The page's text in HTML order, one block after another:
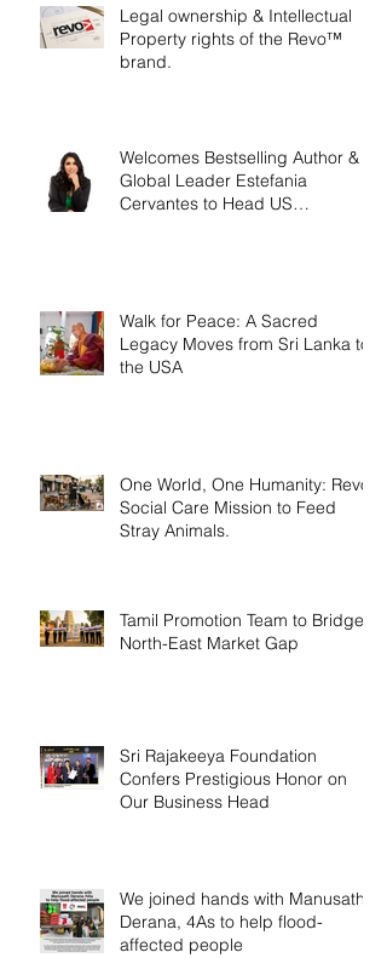
Legal ownership & Intellectual
Property rights of the Revo™
brand.
Welcomes Bestselling Author &
Global Leader Estefania
Cervantes to Head US
Walk for Peace: A Sacred
Legacy Moves from Sri Lanka to
the USA
One World, One Humanity: Revo
Social Care Mission to Feed
Stray Animals.
Tamil Promotion Team to Bridge
North-East Market Gap
Sri Rajakeeya Foundation
Confers Prestigious Honor on
Our Business Head
We joined hands with Manusath
Derana, 4As to help flood-
affected people